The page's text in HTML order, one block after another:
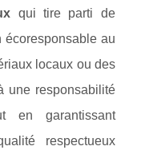
qui tire parti de
écoresponsable au
locaux ou des
une responsabilité
en garantissant
respectueux